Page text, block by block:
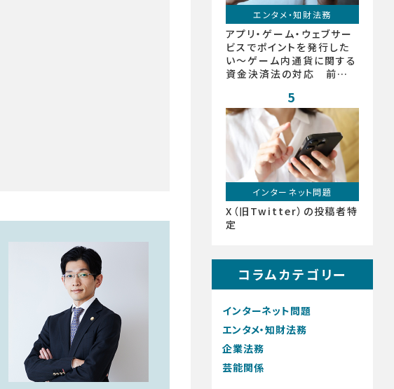
エンタメ・知財法務
アプリ・ゲーム・ウェブサー
ビスでポイントを発行した
い〜ゲーム内通貨に関する
資金決済法の対応 前払
5
インターネット問題
X（旧Twitter）の投稿者特
定
コラムカテゴリー
インターネット問題
エンタメ・知財法務
企業法務
芸能関係